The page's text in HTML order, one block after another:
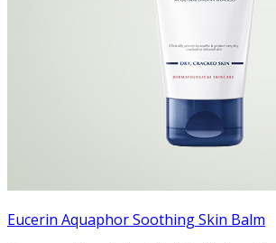
Eucerin Aquaphor Soothing Skin Balm